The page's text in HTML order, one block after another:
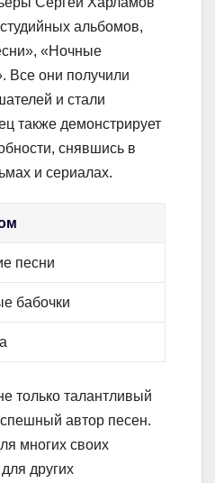
альбомов,
«Ночные
Все они получили
и стали
также демонстрирует
снявшись в
и сериалах.
песни
бабочки
только талантливый
автор песен.
многих своих
других